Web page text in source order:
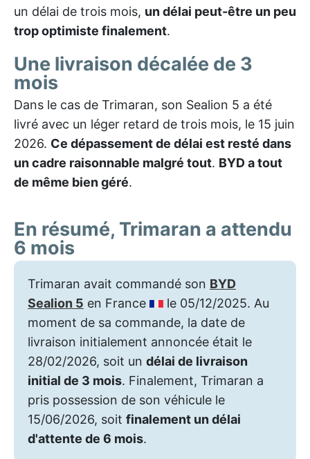
un délai de trois mois, un délai peut-être un peu
trop optimiste finalement.
Une livraison décalée de 3
mois
Dans le cas de Trimaran, son Sealion 5 a été
livré avec un léger retard de trois mois, le 15 juin
2026. Ce dépassement de délai est resté dans
un cadre raisonnable malgré tout. BYD a tout
de même bien géré.
En résumé, Trimaran a attendu
6 mois
Trimaran avait commandé son BYD
Sealion 5 en France
le 05/12/2025. Au
moment de sa commande, la date de
livraison initialement annoncée était le
28/02/2026, soit un délai de livraison
initial de 3 mois. Finalement, Trimaran a
pris possession de son véhicule le
15/06/2026, soit finalement un délai
d'attente de 6 mois.